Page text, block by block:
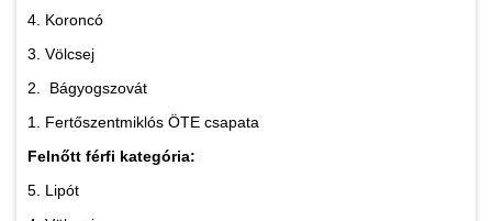
4. Koroncó
3. Völcsej
2. Bágyogszovát
1. Fertőszentmiklós ÖTE csapata
Felnőtt férfi kategória:
5. Lipót